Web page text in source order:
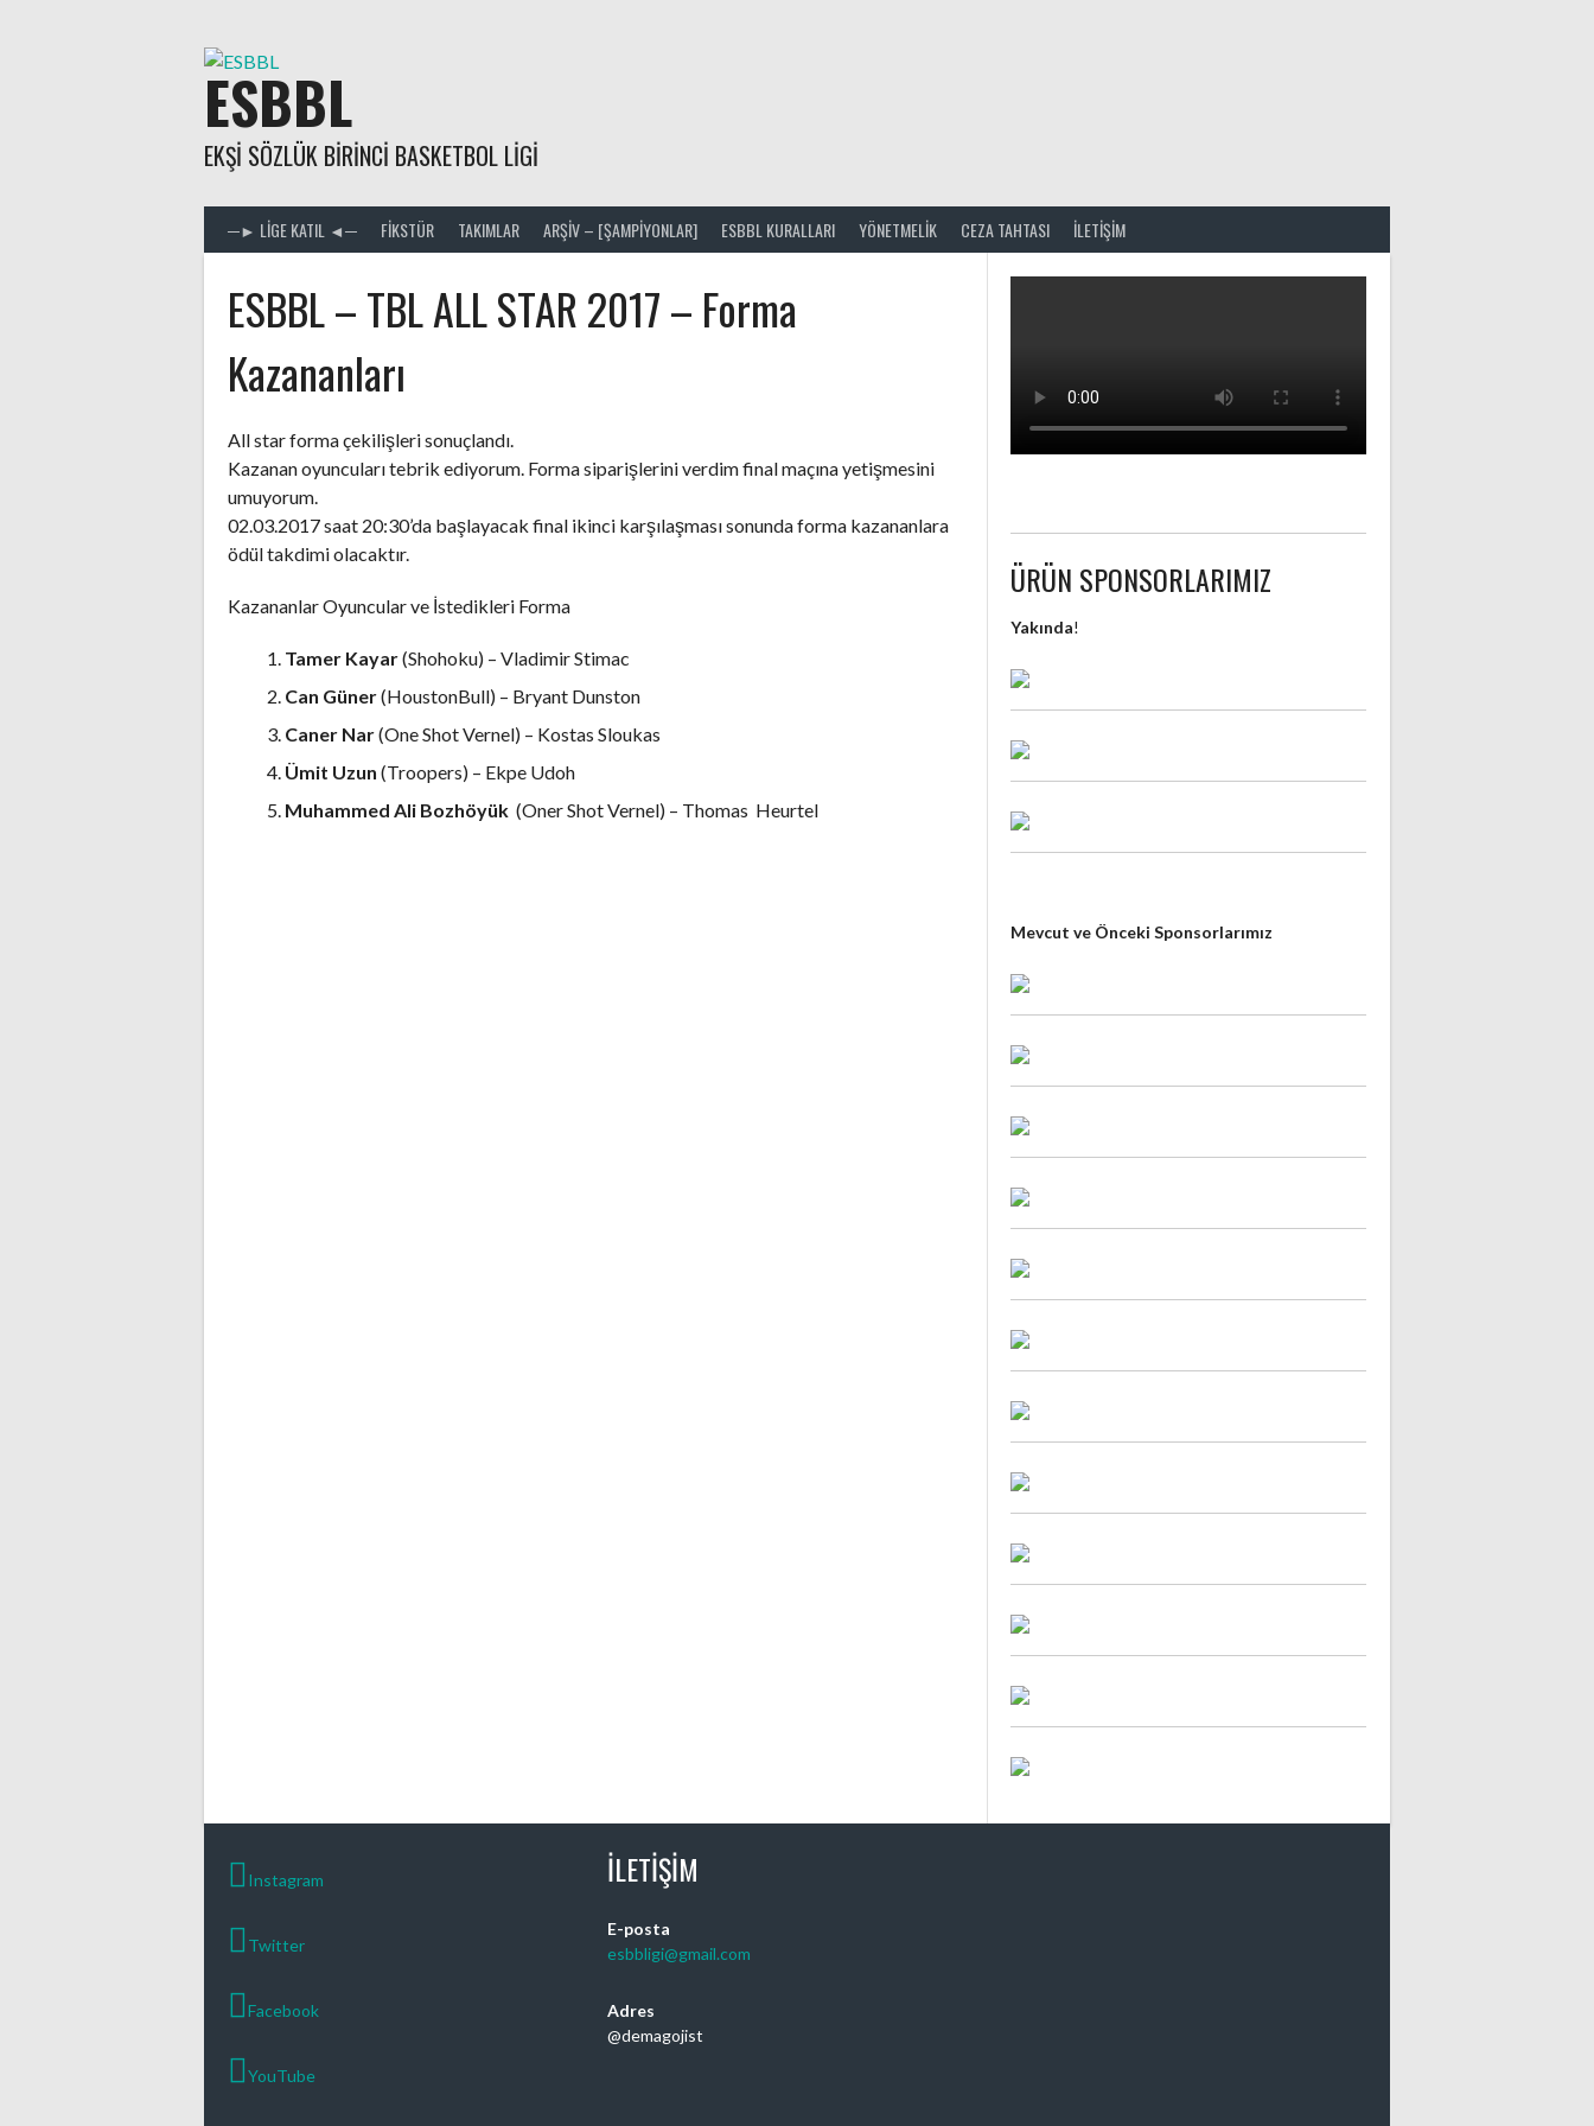
ESBBL
EKŞI SÖZLÜK BIRINCI BASKETBOL LIGI
─► LIGE KATIL ◄─ FIKSTÜR TAKIMLAR ARŞIV – [ŞAMPİYONLAR] ESBBL KURALLARI YÖNETMELIK CEZA TAHTASI İLETİŞİM
ESBBL – TBL ALL STAR 2017 – Forma
Kazananları
All star forma çekilişleri sonuçlandı.
Kazanan oyuncuları tebrik ediyorum. Forma siparişlerini verdim final maçına yetişmesini
umuyorum.
02.03.2017 saat 20:30’da başlayacak final ikinci karşılaşması sonunda forma kazananlara
ödül takdimi olacaktır.
Kazananlar Oyuncular ve İstedikleri Forma
Tamer Kayar(Shohoku) – Vladimir Stimac
Can Güner(HoustonBull) – Bryant Dunston
Caner Nar(One Shot Vernel) – Kostas Sloukas
Ümit Uzun (Troopers) – Ekpe Udoh
Muhammed Ali Bozhöyük (Oner Shot Vernel) – Thomas Heurtel
ÜRÜN SPONSORLARIMIZ
Yakında!
Mevcut ve Önceki Sponsorlarımız
Instagram
Twitter
Facebook
YouTube
İLETIŞIM
E-posta
esbbligi@gmail.com
Adres
@demagojist